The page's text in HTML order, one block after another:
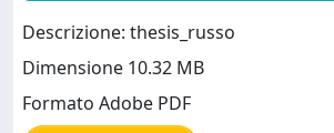
Descrizione: thesis_russo
Dimensione 10.32 MB
Formato Adobe PDF